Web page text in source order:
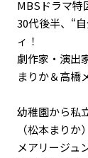
MBSドラマ特
30代後半、“
ィ！
劇作家・演出
まりか＆高橋
幼稚園から私
（松本まり
メアリージュ